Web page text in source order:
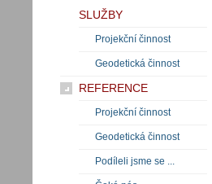
SLUŽBY
Projekční činnost
Geodetická činnost
REFERENCE
Projekční činnost
Geodetická činnost
Podíleli jsme se ...